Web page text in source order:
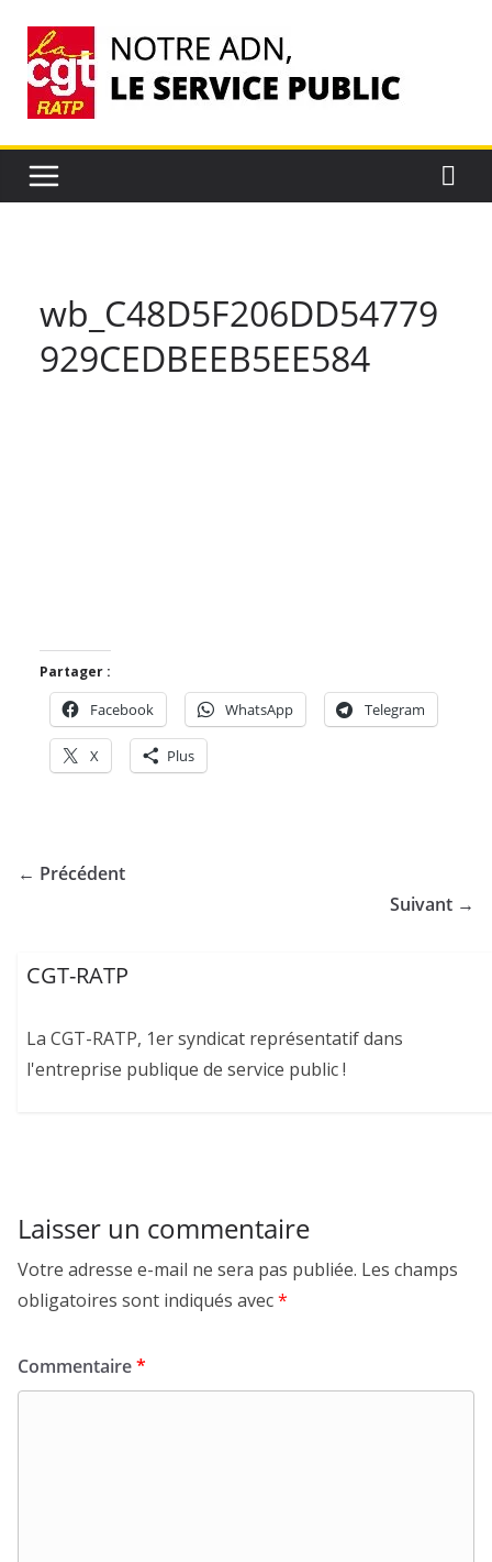
contenu
wb_C48D5F206DD54779
929CEDBEEB5EE584
Partager :
Facebook WhatsApp Telegram
X Plus
← Précédent
Suivant →
CGT-RATP
La CGT-RATP, 1er syndicat représentatif dans
l'entreprise publique de service public !
Laisser un commentaire
Votre adresse e-mail ne sera pas publiée. Les champs
obligatoires sont indiqués avec*
Commentaire*